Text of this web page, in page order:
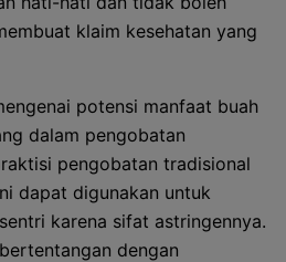
klaim kesehatan yang
potensi manfaat buah
dalam pengobatan
pengobatan tradisional
dapat digunakan untuk
karena sifat astringennya.
dengan